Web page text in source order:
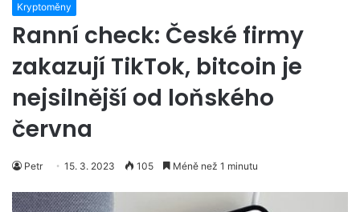
Kryptoměny
Ranní check: České firmy
zakazují TikTok, bitcoin je
nejsilnější od loňského
června
Petr 15. 3. 2023 105 Méně než 1 minutu